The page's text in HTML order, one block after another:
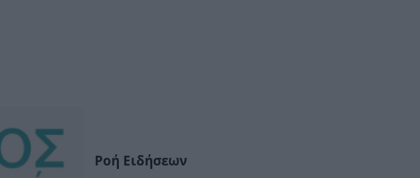
Ροή Ειδήσεων